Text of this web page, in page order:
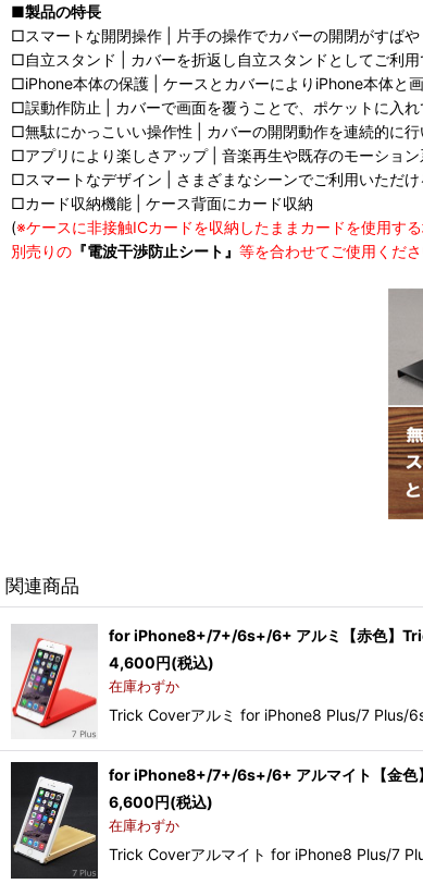
■製品の特長
□スマートな開閉操作 | 片手の操作でカバーの開閉がすばや
□自立スタンド | カバーを折返し自立スタンドとしてご利用
□iPhone本体の保護 | ケースとカバーによりiPhone本体と
□誤動作防止 | カバーで画面を覆うことで、ポケットに入
□無駄にかっこいい操作性 | カバーの開閉動作を連続的に
□アプリにより楽しさアップ | 音楽再生や既存のモーショ
□スマートなデザイン | さまざまなシーンでご利用いただ
□カード収納機能 | ケース背面にカード収納
(※ケースに非接触ICカードを収納したままカードを使用する
別売りの 『電波干渉防止シート』 等を合わせてご使用くだ
関連商品
for iPhone8+/7+/6s+/6+ アルミ【赤色】
4,600円(税込)
在庫わずか
Trick Coverアルミ for iPhone8 Plus/7 Plus/
for iPhone8+/7+/6s+/6+ アルマイト【金色
6,600円(税込)
在庫わずか
Trick Coverアルマイト for iPhone8 Plus/7